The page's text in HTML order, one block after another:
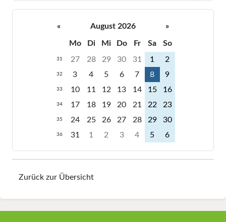
« August 2026 »
Mo Di Mi Do Fr Sa So
31 27 28 29 30 31 1 2
32 3 4 5 6 7 8 9
33 10 11 12 13 14 15 16
34 17 18 19 20 21 22 23
35 24 25 26 27 28 29 30
36 31 1 2 3 4 5 6
Zurück zur Übersicht